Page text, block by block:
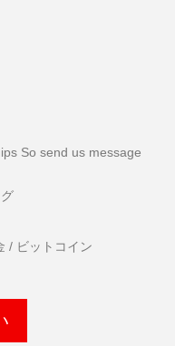
So send us message
/ ビットコイン